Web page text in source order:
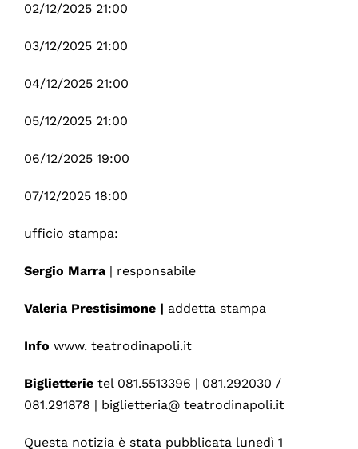
02/12/2025 21:00
03/12/2025 21:00
04/12/2025 21:00
05/12/2025 21:00
06/12/2025 19:00
07/12/2025 18:00
ufficio stampa:
Sergio Marra| responsabile
Valeria Prestisimone | addetta stampa
Info www. teatrodinapoli.it
Biglietterietel 081.5513396 | 081.292030 /
081.291878 | biglietteria@ teatrodinapoli.it
Questa notizia è stata pubblicata lunedì 1